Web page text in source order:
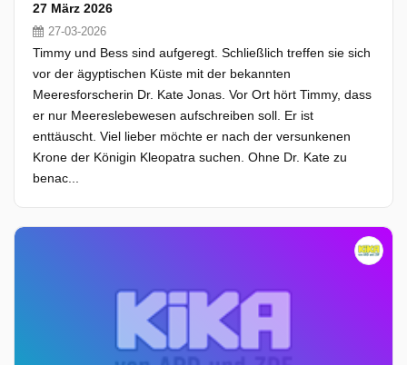
27 März 2026
27-03-2026
Timmy und Bess sind aufgeregt. Schließlich treffen sie sich
vor der ägyptischen Küste mit der bekannten
Meeresforscherin Dr. Kate Jonas. Vor Ort hört Timmy, dass
er nur Meereslebewesen aufschreiben soll. Er ist
enttäuscht. Viel lieber möchte er nach der versunkenen
Krone der Königin Kleopatra suchen. Ohne Dr. Kate zu
benac...